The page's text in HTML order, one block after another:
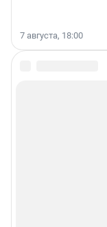
7 августа, 18:00